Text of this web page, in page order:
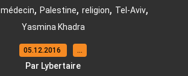
médecin, Palestine, religion, Tel-Aviv,
Yasmina Khadra
05.12.2016 …
Par Lybertaire